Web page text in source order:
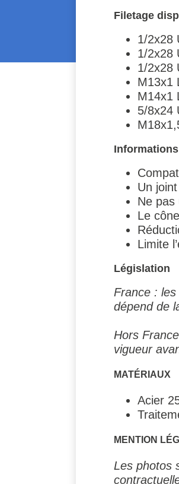
Filetage
1/2x28
1/2x28
1/2x28
M13x1
M14x1
5/8x24
Un
Ne pas
Le
Limite
Législation
France :
dépend de
Hors
vigueur
MATÉRIAUX
Acier
MENTION
Les photos